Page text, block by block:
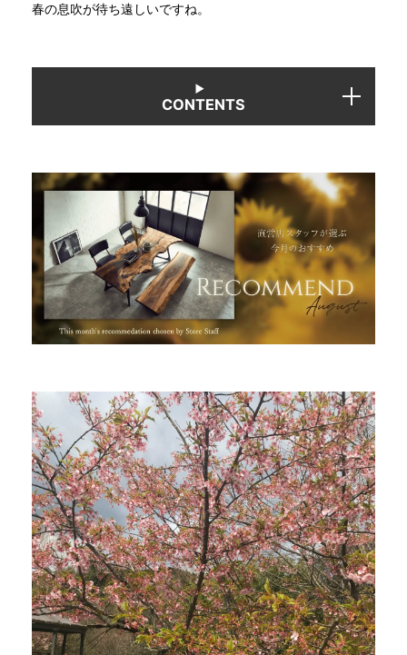
INFORMATION
MOKUBA CHANNEL
よくあるご質問
お問い合わせ
春の息吹が待ち遠しいですね。
CONTENTS